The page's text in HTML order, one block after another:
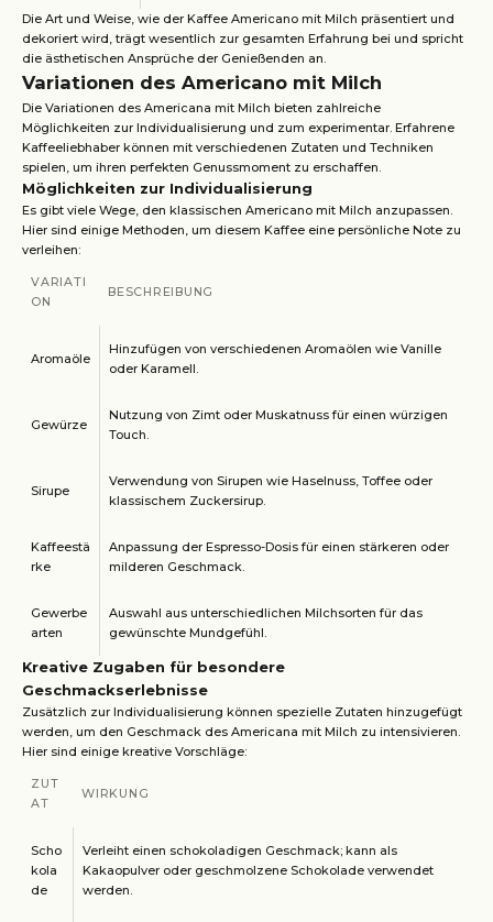
Die Art und Weise, wie der Kaffee Americano mit Milch präsentiert und
dekoriert wird, trägt wesentlich zur gesamten Erfahrung bei und spricht
die ästhetischen Ansprüche der Genießenden an.
Variationen des Americano mit Milch
Die Variationen des Americana mit Milch bieten zahlreiche
Möglichkeiten zur Individualisierung und zum experimentar. Erfahrene
Kaffeeliebhaber können mit verschiedenen Zutaten und Techniken
spielen, um ihren perfekten Genussmoment zu erschaffen.
Möglichkeiten zur Individualisierung
Es gibt viele Wege, den klassischen Americano mit Milch anzupassen.
Hier sind einige Methoden, um diesem Kaffee eine persönliche Note zu
verleihen:
VARIATI
ON
BESCHREIBUNG
Aromaöle
Hinzufügen von verschiedenen Aromaölen wie Vanille
oder Karamell.
Gewürze
Nutzung von Zimt oder Muskatnuss für einen würzigen
Touch.
Sirupe
Verwendung von Sirupen wie Haselnuss, Toffee oder
klassischem Zuckersirup.
Kaffeestä
rke
Anpassung der Espresso-Dosis für einen stärkeren oder
milderen Geschmack.
Gewerbe
arten
Auswahl aus unterschiedlichen Milchsorten für das
gewünschte Mundgefühl.
Kreative Zugaben für besondere
Geschmackserlebnisse
Zusätzlich zur Individualisierung können spezielle Zutaten hinzugefügt
werden, um den Geschmack des Americana mit Milch zu intensivieren.
Hier sind einige kreative Vorschläge:
ZUT
AT
WIRKUNG
Scho
kola
de
Verleiht einen schokoladigen Geschmack; kann als
Kakaopulver oder geschmolzene Schokolade verwendet
werden.